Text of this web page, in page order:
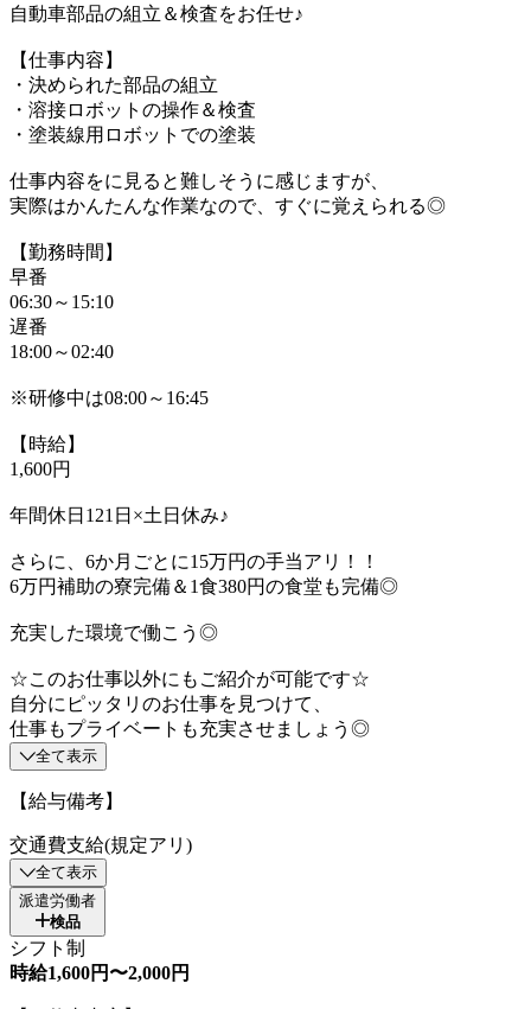
自動車部品の組立＆検査をお任せ♪
【仕事内容】
・決められた部品の組立
・溶接ロボットの操作＆検査
・塗装線用ロボットでの塗装
仕事内容をに見ると難しそうに感じますが、
実際はかんたんな作業なので、すぐに覚えられる◎
【勤務時間】
早番
06:30～15:10
遅番
18:00～02:40
※研修中は08:00～16:45
【時給】
1,600円
年間休日121日×土日休み♪
さらに、6か月ごとに15万円の手当アリ！！
6万円補助の寮完備＆1食380円の食堂も完備◎
充実した環境で働こう◎
☆このお仕事以外にもご紹介が可能です☆
自分にピッタリのお仕事を見つけて、
仕事もプライベートも充実させましょう◎
全て表示
【給与備考】
交通費支給(規定アリ)
全て表示
派遣労働者
検品
シフト制
時給1,600円〜2,000円